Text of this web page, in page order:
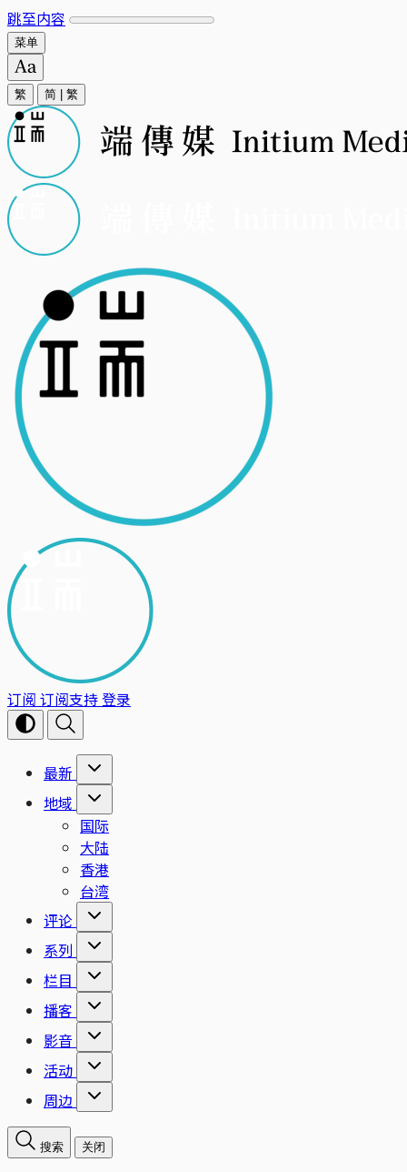
跳至内容
菜单
繁 简 繁
订阅 订阅支持登录
最新
地域
国际
大陆
香港
台湾
评论
系列
栏目
播客
影音
活动
周边
搜索 关闭